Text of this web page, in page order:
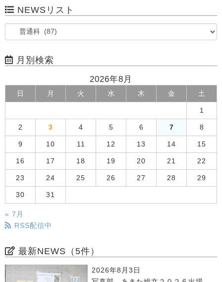
NEWSリスト
月別検索
2026年8月
日 月 火 水 木 金 土
1
2 3 4 5 6 7 8
9 10 11 12 13 14 15
16 17 18 19 20 21 22
23 24 25 26 27 28 29
30 31
« 7月
RSS配信中
最新NEWS（5件）
2026年8月3日